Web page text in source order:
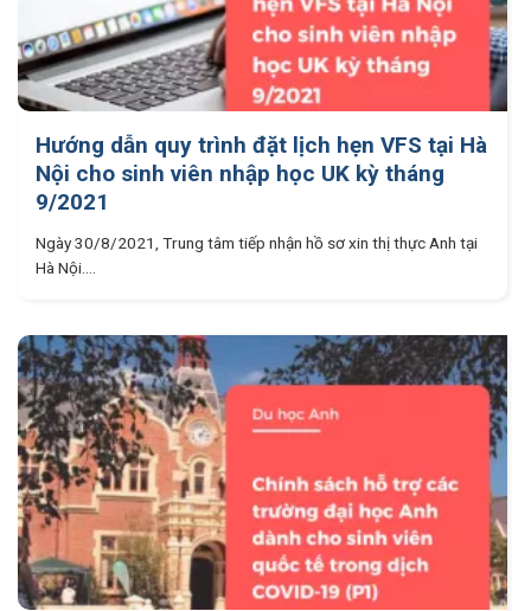
Hướng dẫn quy trình đặt lịch hẹn VFS tại Hà
Nội cho sinh viên nhập học UK kỳ tháng
9/2021
Ngày 30/8/2021, Trung tâm tiếp nhận hồ sơ xin thị thực Anh tại
Hà Nội....